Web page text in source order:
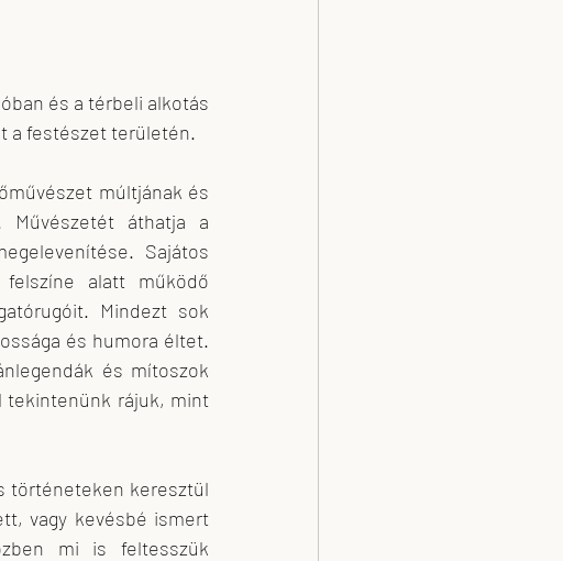
és a térbeli alkotás
a festészet területén.
múltjának és
Művészetét áthatja a
Sajátos
alatt működő
Mindezt sok
és humora éltet.
és mítoszok
tekintenünk rájuk, mint
történeteken keresztül
vagy kevésbé ismert
mi is feltesszük